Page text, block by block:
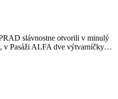
slávnostne otvorili v minulý
v Pasáži ALFA dve výtvarníčky…